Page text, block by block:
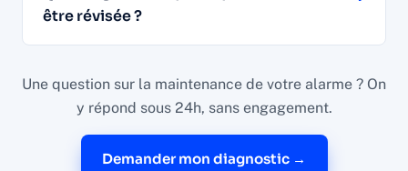
être révisée ?
Une question sur la maintenance de votre alarme ? On
y répond sous 24h, sans engagement.
Demander mon diagnostic →